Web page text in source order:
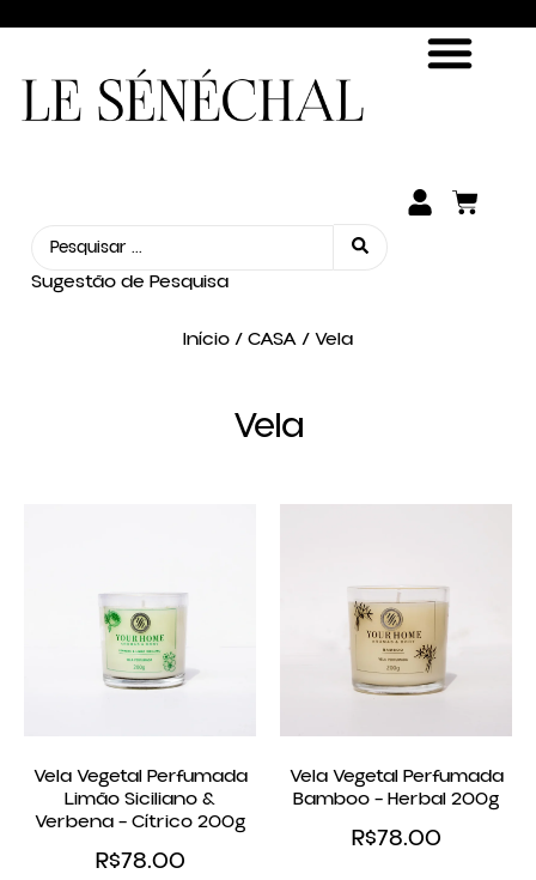
Sugestão de Pesquisa
Início/CASA/ Vela
Vela
Vela Vegetal Perfumada
Limão Siciliano &
Verbena – Cítrico 200g
R$78.00
Vela Vegetal Perfumada
Bamboo – Herbal 200g
R$78.00